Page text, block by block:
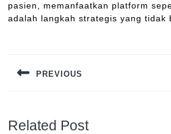
pasien, memanfaatkan platform
adalah langkah strategis yang tidak
PREVIOUS
Related Post